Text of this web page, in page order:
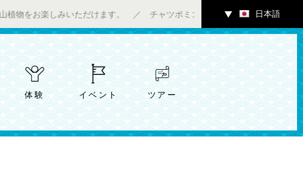
しみいただけます。 ／ チャツボミゴケ公園内ギャラリーにて7/4（土）～
▼ 日本語
体験 イベント ツアー